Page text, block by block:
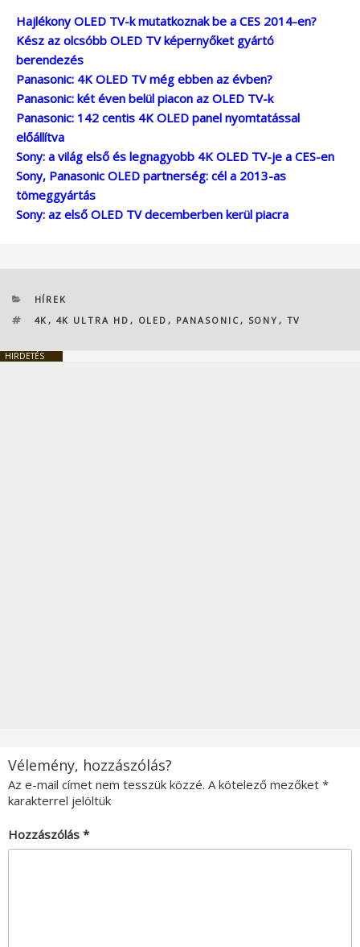
Hajlékony OLED TV-k mutatkoznak be a CES 2014-en?
Kész az olcsóbb OLED TV képernyőket gyártó
berendezés
Panasonic: 4K OLED TV még ebben az évben?
Panasonic: két éven belül piacon az OLED TV-k
Panasonic: 142 centis 4K OLED panel nyomtatással
előállítva
Sony: a világ első és legnagyobb 4K OLED TV-je a CES-en
Sony, Panasonic OLED partnerség: cél a 2013-as
tömeggyártás
Sony: az első OLED TV decemberben kerül piacra
KATEGÓRIÁK
HÍREK
CÍMKÉK
4K , 4K ULTRA HD , OLED , PANASONIC, SONY , TV
HIRDETÉS
Vélemény, hozzászólás?
Az e-mail címet nem tesszük közzé. A kötelező mezőket *
karakterrel jelöltük
Hozzászólás *